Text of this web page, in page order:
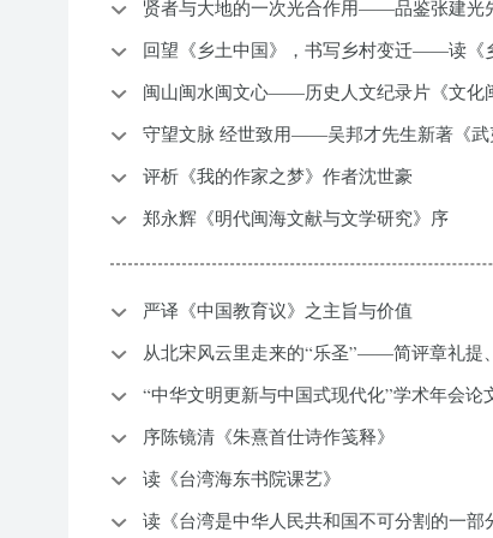
贤者与大地的一次光合作用——品鉴张建光
回望《乡土中国》，书写乡村变迁——读《
闽山闽水闽文心——历史人文纪录片《文化
守望文脉 经世致用——吴邦才先生新著《武
评析《我的作家之梦》作者沈世豪
郑永辉《明代闽海文献与文学研究》序
严译《中国教育议》之主旨与价值
从北宋风云里走来的“乐圣”——简评章礼提
“中华文明更新与中国式现代化”学术年会论
序陈镜清《朱熹首仕诗作笺释》
读《台湾海东书院课艺》
读《台湾是中华人民共和国不可分割的一部